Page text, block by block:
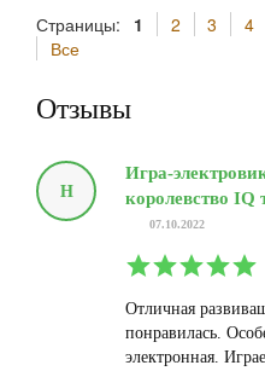
Страницы: 1 2 3 4
Все
Отзывы
Н
Игра-
королевство IQ
07.10.2022
Отличная
понравилась.
электронная.